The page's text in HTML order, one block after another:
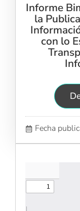
Informe
la
con lo
Fecha